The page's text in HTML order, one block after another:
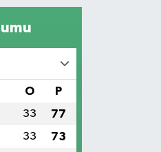
O P
33 77
33 73